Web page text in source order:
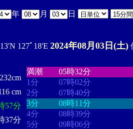
年 月 日
127ﾟ18'E 2024年08月03日(土)
232cm
cm
57分
37分
満潮
05時32分
1分
07時02分
2分
07時40分
3分
08時11分
4分
08時39分
5分
09時06分